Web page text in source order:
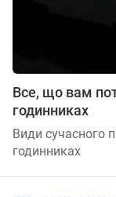
Все, що вам
годинниках
Види сучасного
годинниках